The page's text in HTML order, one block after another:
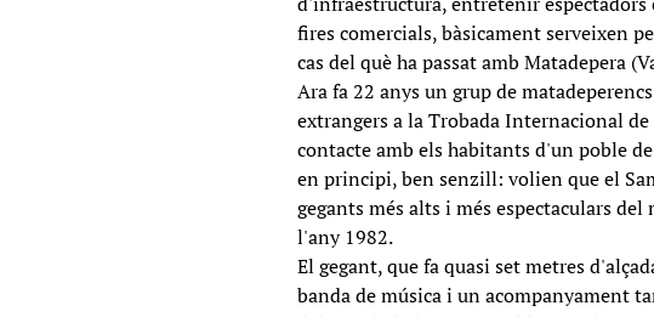
fires comercials, bàsicament serveixen
cas del què ha passat amb Matadepera
Ara fa 22 anys un grup de
extrangers a la Trobada Internacional
contacte amb els habitants d'un poble
en principi, ben senzill: volien que el
gegants més alts i més espectaculars
l'any 1982.
El gegant, que fa quasi set metres
banda de música i un acompanyament